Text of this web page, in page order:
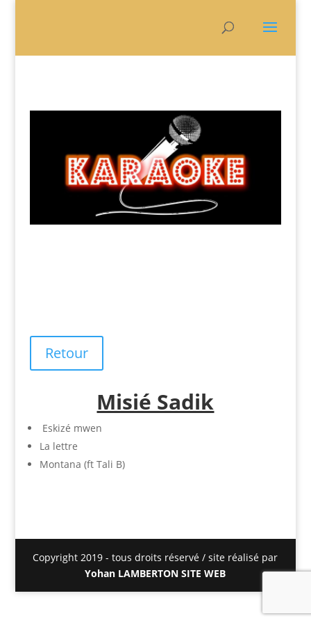
Retour
Misié Sadik
Eskizé mwen
La lettre
Montana (ft Tali B)
Copyright 2019 - tous droits réservé / site réalisé par
Yohan LAMBERTON SITE WEB